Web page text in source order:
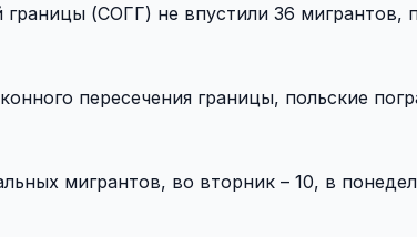
(СОГГ) не впустили 36 мигрантов,
пересечения границы, польские
мигрантов, во вторник – 10, в